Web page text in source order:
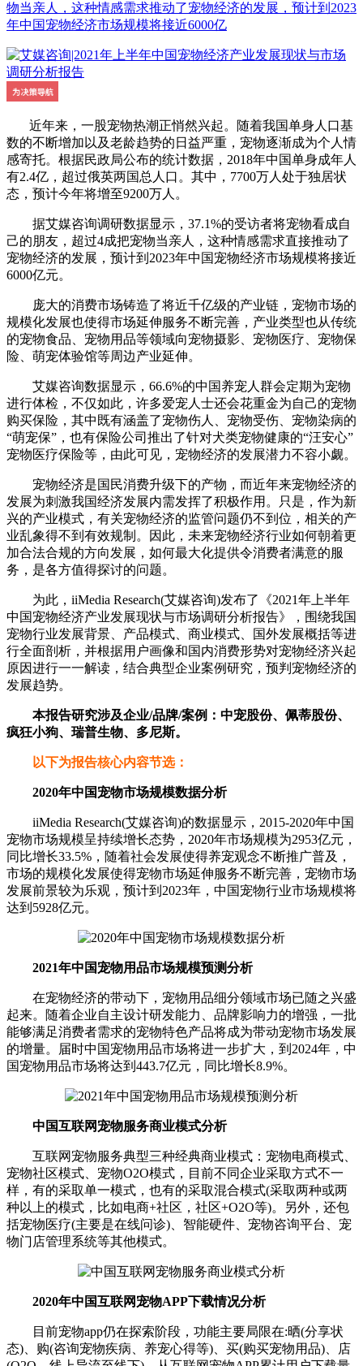
物当亲人，这种情感需求推动了宠物经济的发展，预计到2023
年中国宠物经济市场规模将接近6000亿
近年来，一股宠物热潮正悄然兴起。随着我国单身人口基
数的不断增加以及老龄趋势的日益严重，宠物逐渐成为个人情
感寄托。根据民政局公布的统计数据，2018年中国单身成年人
有2.4亿，超过俄英两国总人口。其中，7700万人处于独居状
态，预计今年将增至9200万人。
据艾媒咨询调研数据显示，37.1%的受访者将宠物看成自
己的朋友，超过4成把宠物当亲人，这种情感需求直接推动了
宠物经济的发展，预计到2023年中国宠物经济市场规模将接近
6000亿元。
庞大的消费市场铸造了将近千亿级的产业链，宠物市场的
规模化发展也使得市场延伸服务不断完善，产业类型也从传统
的宠物食品、宠物用品等领域向宠物摄影、宠物医疗、宠物保
险、萌宠体验馆等周边产业延伸。
艾媒咨询数据显示，66.6%的中国养宠人群会定期为宠物
进行体检，不仅如此，许多爱宠人士还会花重金为自己的宠物
购买保险，其中既有涵盖了宠物伤人、宠物受伤、宠物染病的
“萌宠保”，也有保险公司推出了针对犬类宠物健康的“汪安心”
宠物医疗保险等，由此可见，宠物经济的发展潜力不容小觑。
宠物经济是国民消费升级下的产物，而近年来宠物经济的
发展为刺激我国经济发展内需发挥了积极作用。只是，作为新
兴的产业模式，有关宠物经济的监管问题仍不到位，相关的产
业乱象得不到有效规制。因此，未来宠物经济行业如何朝着更
加合法合规的方向发展，如何最大化提供令消费者满意的服
务，是各方值得探讨的问题。
为此，iiMedia Research(艾媒咨询)发布了《2021年上半年
中国宠物经济产业发展现状与市场调研分析报告》，围绕我国
宠物行业发展背景、产品模式、商业模式、国外发展概括等进
行全面剖析，并根据用户画像和国内消费形势对宠物经济兴起
原因进行一一解读，结合典型企业案例研究，预判宠物经济的
发展趋势。
本报告研究涉及企业/品牌/案例：中宠股份、佩蒂股份、
疯狂小狗、瑞普生物、多尼斯。
以下为报告核心内容节选：
2020年中国宠物市场规模数据分析
iiMedia Research(艾媒咨询)的数据显示，2015-2020年中国
宠物市场规模呈持续增长态势，2020年市场规模为2953亿元，
同比增长33.5%，随着社会发展使得养宠观念不断推广普及，
市场的规模化发展使得宠物市场延伸服务不断完善，宠物市场
发展前景较为乐观，预计到2023年，中国宠物行业市场规模将
达到5928亿元。
2021年中国宠物用品市场规模预测分析
在宠物经济的带动下，宠物用品细分领域市场已随之兴盛
起来。随着企业自主设计研发能力、品牌影响力的增强，一批
能够满足消费者需求的宠物特色产品将成为带动宠物市场发展
的增量。届时中国宠物用品市场将进一步扩大，到2024年，中
国宠物用品市场将达到443.7亿元，同比增长8.9%。
中国互联网宠物服务商业模式分析
互联网宠物服务典型三种经典商业模式：宠物电商模式、
宠物社区模式、宠物O2O模式，目前不同企业采取方式不一
样，有的采取单一模式，也有的采取混合模式(采取两种或两
种以上的模式，比如电商+社区，社区+O2O等)。另外，还包
括宠物医疗(主要是在线问诊)、智能硬件、宠物咨询平台、宠
物门店管理系统等其他模式。
2020年中国互联网宠物APP下载情况分析
目前宠物app仍在探索阶段，功能主要局限在:晒(分享状
态)、购(咨询宠物疾病、养宠心得等)、买(购买宠物用品)、店